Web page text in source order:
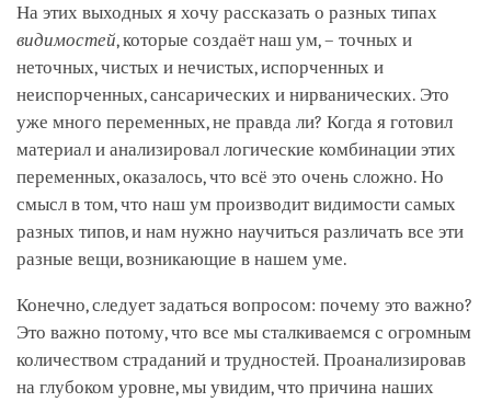
На этих выходных я хочу рассказать о разных типах
видимостей, которые создаёт наш ум, – точных и
неточных, чистых и нечистых, испорченных и
неиспорченных, сансарических и нирванических. Это
уже много переменных, не правда ли? Когда я готовил
материал и анализировал логические комбинации этих
переменных, оказалось, что всё это очень сложно. Но
смысл в том, что наш ум производит видимости самых
разных типов, и нам нужно научиться различать все эти
разные вещи, возникающие в нашем уме.
Конечно, следует задаться вопросом: почему это важно?
Это важно потому, что все мы сталкиваемся с огромным
количеством страданий и трудностей. Проанализировав
на глубоком уровне, мы увидим, что причина наших